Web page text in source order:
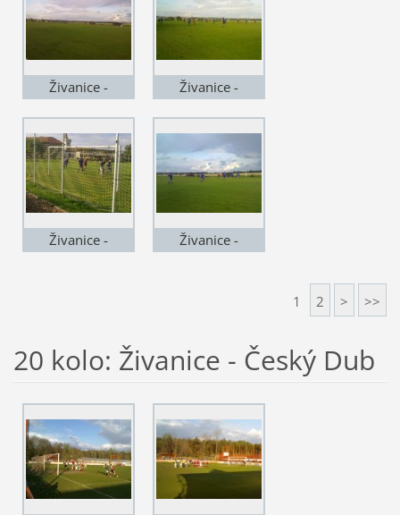
Živanice -
Živanice -
Živanice -
Živanice -
1 2 > >>
20 kolo: Živanice - Český Dub